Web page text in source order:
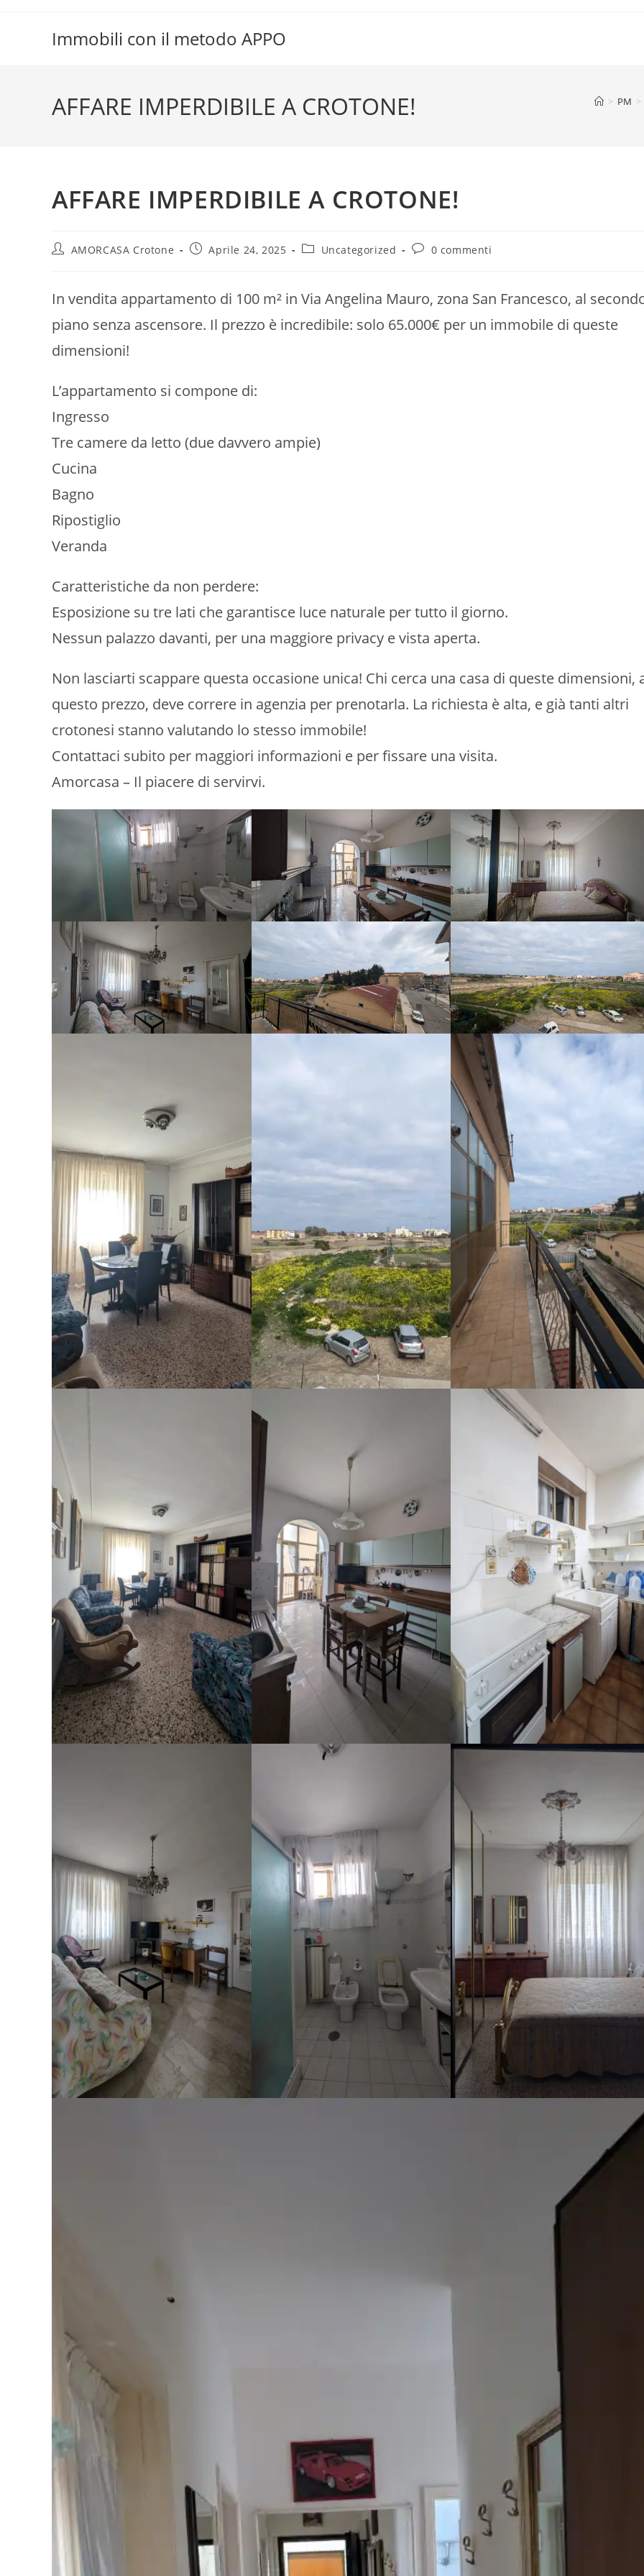
Immobili con il metodo APPO
AFFARE IMPERDIBILE A CROTONE! > PM >
AFFARE IMPERDIBILE A CROTONE!
AutoreAMORCASA Crotone
ArticoloAprile 24, 2025
Categoria
Uncategorized
Commenti
0 commenti
In vendita appartamento di 100 m² in Via Angelina Mauro, zona San Francesco, al
piano senza ascensore. Il prezzo è incredibile: solo 65.000€ per un immobile di queste
dimensioni!
L’appartamento si compone di:
Ingresso
Tre camere da letto (due davvero ampie)
Cucina
Bagno
Ripostiglio
Veranda
Caratteristiche da non perdere:
Esposizione su tre lati che garantisce luce naturale per tutto il giorno.
Nessun palazzo davanti, per una maggiore privacy e vista aperta.
Non lasciarti scappare questa occasione unica! Chi cerca una casa di queste dimensioni,
questo prezzo, deve correre in agenzia per prenotarla. La richiesta è alta, e già tanti altri
crotonesi stanno valutando lo stesso immobile!
Contattaci subito per maggiori informazioni e per fissare una visita.
Amorcasa – Il piacere di servirvi.